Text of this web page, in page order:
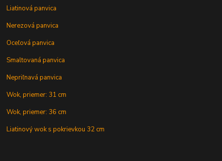
Liatinová panvica
Nerezová panvica
Oceľová panvica
Smaltovaná panvica
Nepriľnavá panvica
Wok, priemer: 31 cm
Wok, priemer: 36 cm
Liatinový wok s pokrievkou 32 cm